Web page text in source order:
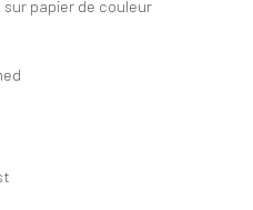
GALLERY
papier de couleur